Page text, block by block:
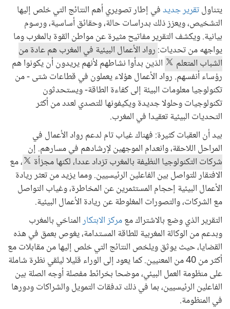
يتناولتقرير جديدفي إطار تصويري أهم النتائج التي خلص إليها
التشخيص، ويعزز ذلك بدراسات حالة، وحقائق أساسية، ورسوم
بيانية. ويكشف التقرير مفاتيح مثيرة عن مواطن القوة بالمغرب وما
يواجهه من تحديات: رواد الأعمال البيئية في المغرب هم عادة من
الشباب المتعلم
الذين بدأوا نشاطهم لأنهم يريدون أن يكونوا هم
رؤساء أنفسهم. رواد الأعمال هؤلاء يعملون في قطاعات شتى - من
تكنولوجيا معلومات البيئة إلى كفاءة الطاقة- ويستحدثون
تكنولوجيات وحلولا جديدة ويكيفونها للتصدي لعدد من أكثر
التحديات البيئية تعقيدا في المغرب.
بيد أن العقبات كثيرة: فهناك غياب تام لدعم رواد الأعمال في
المراحل اللاحقة، وانعدام الموجهين لإرشادهم في مسارهم. إن
شركات التكنولوجيا النظيفة بالمغرب تزداد عددا، لكنها مجزأة
، مع
الافتقار للتواصل بين الفاعلين الرئيسيين. ومما يزيد من تعثر ريادة
الأعمال البيئية إحجام المستثمرين عن المخاطرة، وغياب التواصل
مع الشركات، والتصورات المغلوطة عن ريادة الأعمال البيئية.
التقرير الذي وضع بالاشتراك معمركز الابتكارالمناخي بالمغرب
وبدعم من الوكالة المغربية للطاقة المستدامة، يغوص بعمق في هذه
القضايا، حيث يوثق ويلخص النتائج التي خلص إليها من مقابلات مع
أكثر من 40 من المعنيين. كما يعود إلى الوراء قليلا ليلقي نظرة شاملة
على منظومة العمل البيئي، موضحا بخرائط مفصلة أوجه الصلة بين
الفاعلين الرئيسيين، بما في ذلك تدفقات التمويل والشراكات ودورها
في المنظومة.